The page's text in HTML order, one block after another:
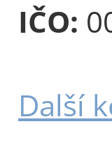
IČO:
Další